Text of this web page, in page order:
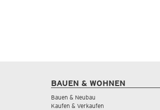
BAUEN & WOHNEN
Bauen & Neubau
Kaufen & Verkaufen